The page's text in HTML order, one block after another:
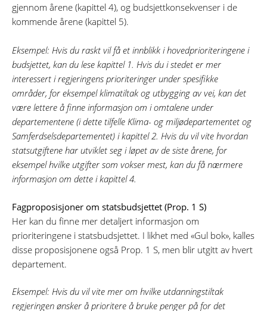
gjennom årene (kapittel 4), og budsjettkonsekvenser i de
kommende årene (kapittel 5).
Eksempel: Hvis du raskt vil få et innblikk i hovedprioriteringene i
budsjettet, kan du lese kapittel 1. Hvis du i stedet er mer
interessert i regjeringens prioriteringer under spesifikke
områder, for eksempel klimatiltak og utbygging av vei, kan det
være lettere å finne informasjon om i omtalene under
departementene (i dette tilfelle Klima- og miljødepartementet og
Samferdselsdepartementet) i kapittel 2. Hvis du vil vite hvordan
statsutgiftene har utviklet seg i løpet av de siste årene, for
eksempel hvilke utgifter som vokser mest, kan du få nærmere
informasjon om dette i kapittel 4.
Fagproposisjoner om statsbudsjettet (Prop. 1 S)
Her kan du finne mer detaljert informasjon om
prioriteringene i statsbudsjettet. I likhet med «Gul bok», kalles
disse proposisjonene også Prop. 1 S, men blir utgitt av hvert
departement.
Eksempel: Hvis du vil vite mer om hvilke utdanningstiltak
regjeringen ønsker å prioritere å bruke penger på for det